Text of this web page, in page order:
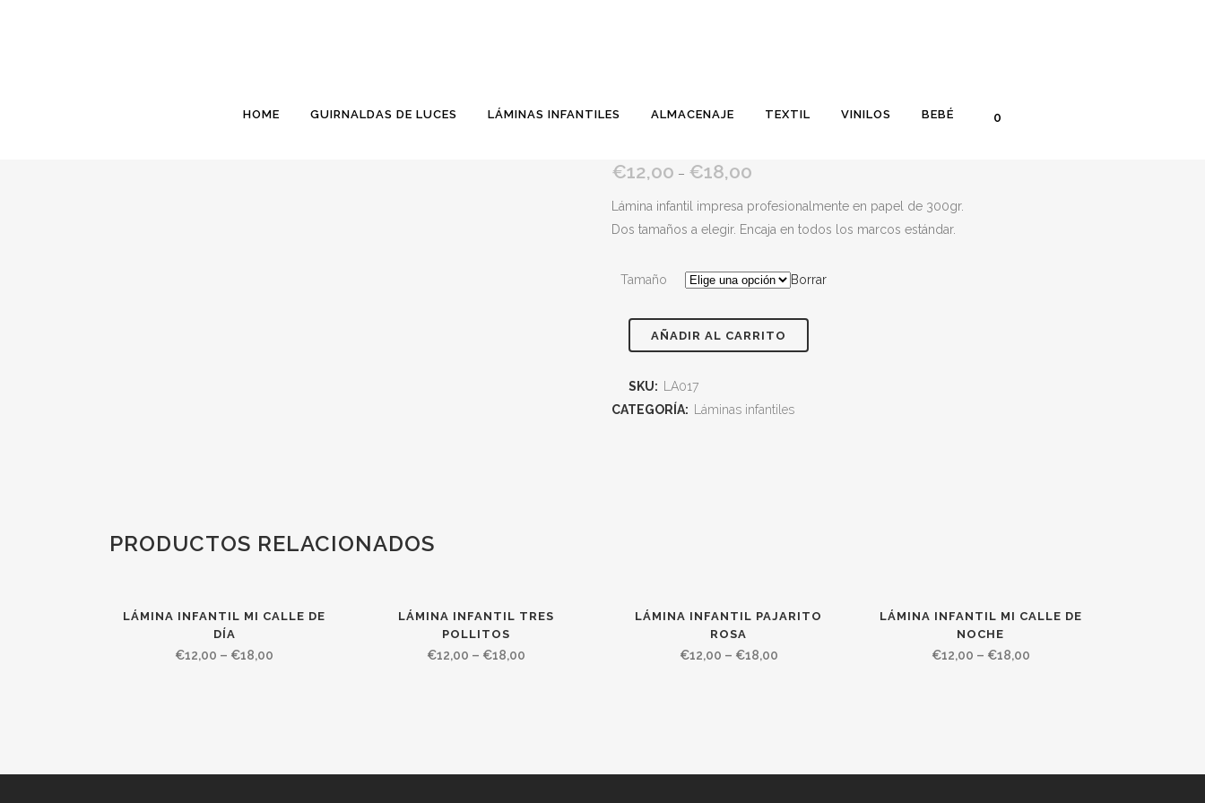
HOME GUIRNALDAS DE LUCES LÁMINAS INFANTILES ALMACENAJE TEXTIL VINILOS BEBÉ 0
€12,00 – €18,00
Lámina infantil impresa profesionalmente en papel de 300gr.
Dos tamaños a elegir. Encaja en todos los marcos estándar.
Tamaño Borrar
AÑADIR AL CARRITO
SKU:
LA017
CATEGORÍA:
Láminas infantiles
PRODUCTOS RELACIONADOS
LÁMINA INFANTIL MI CALLE DE
DÍA
€12,00 – €18,00
LÁMINA INFANTIL TRES
POLLITOS
€12,00 – €18,00
LÁMINA INFANTIL PAJARITO
ROSA
€12,00 – €18,00
LÁMINA INFANTIL MI CALLE DE
NOCHE
€12,00 – €18,00